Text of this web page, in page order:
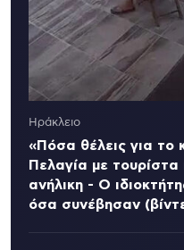
Ηράκλειο
«Πόσα θέλεις για το
Πελαγία με
ανήλικη - Ο
όσα συνέβησαν